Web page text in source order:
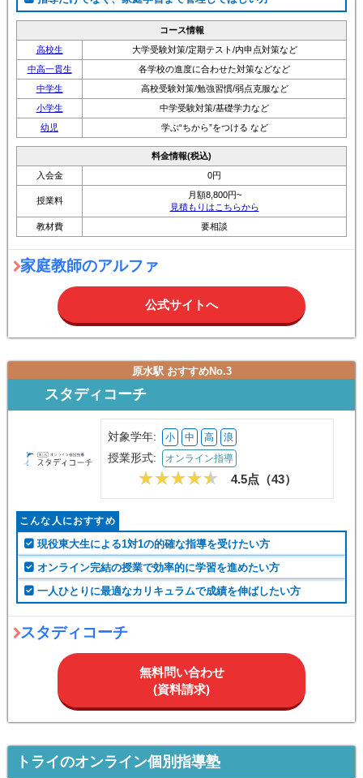
コース情報
高校生
大学受験対策/定期テスト/内申点対策など
中高一貫生
各学校の進度に合わせた対策などなど
中学生
高校受験対策/勉強習慣/弱点克服など
小学生
中学受験対策/基礎学力など
幼児
学ぶ“ちから”をつける など
料金情報(税込)
入会金
0円
授業料
月額8,800円~
見積もりはこちらから
教材費
要相談
家庭教師のアルファ
公式サイトへ
原水駅 おすすめNo.3
スタディコーチ
対象学年: 小 中 高 浪
授業形式: オンライン指導
4.5点（43）
こんな人におすすめ
現役東大生による1対1の的確な指導を受けたい方
オンライン完結の授業で効率的に学習を進めたい方
一人ひとりに最適なカリキュラムで成績を伸ばしたい方
スタディコーチ
無料問い合わせ
(資料請求)
トライのオンライン個別指導塾